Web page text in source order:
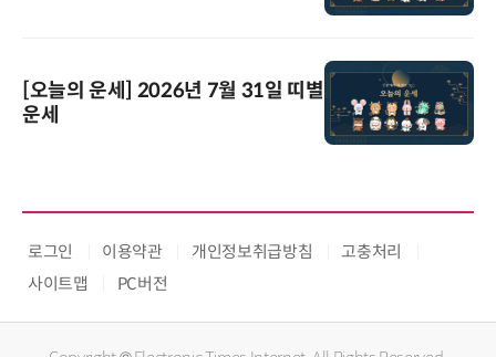
[오늘의 운세] 2026년 7월 31일 띠별
운세
로그인 이용약관 개인정보취급방침
고충처리
사이트맵
PC버전